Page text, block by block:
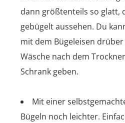
dann größtenteils so glatt,
gebügelt aussehen. Du
mit dem Bügeleisen
Wäsche nach dem
Schrank geben.
Mit einer
Bügeln noch leichter.